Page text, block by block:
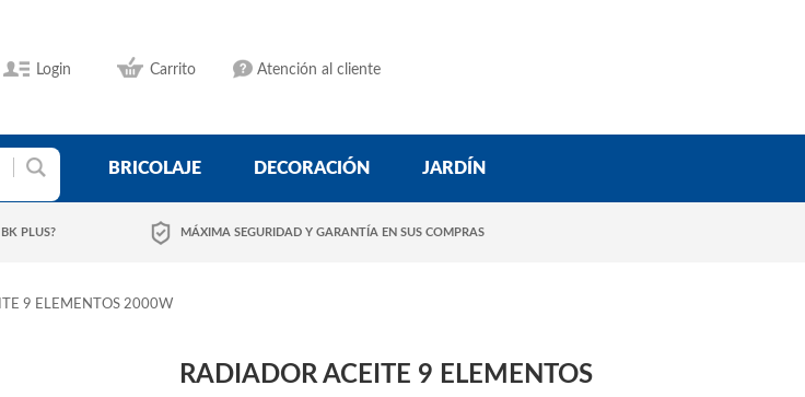
Login Carrito Atención al cliente
BRICOLAJE DECORACIÓN JARDÍN
BK PLUS? MÁXIMA SEGURIDAD Y GARANTÍA EN SUS COMPRAS
9 ELEMENTOS 2000W
RADIADOR ACEITE 9 ELEMENTOS